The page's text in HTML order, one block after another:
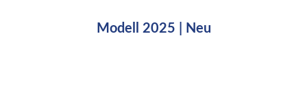
Modell 2025 | Neu